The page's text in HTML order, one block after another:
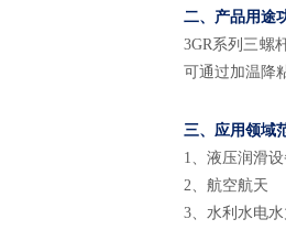
二、产品用途
3GR系列三螺
可通过加温降
三、应用领域
1、 液压润滑
2、 航空航天
3、 水利水电